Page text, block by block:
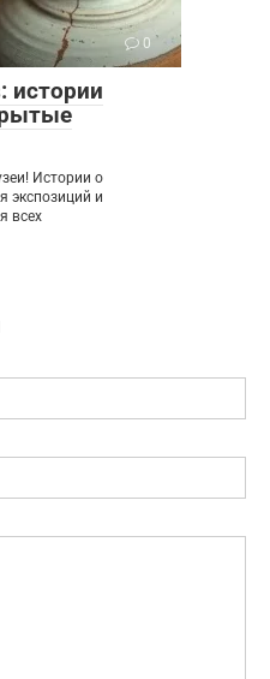
0
истории
Истории о
экспозиций и
всех